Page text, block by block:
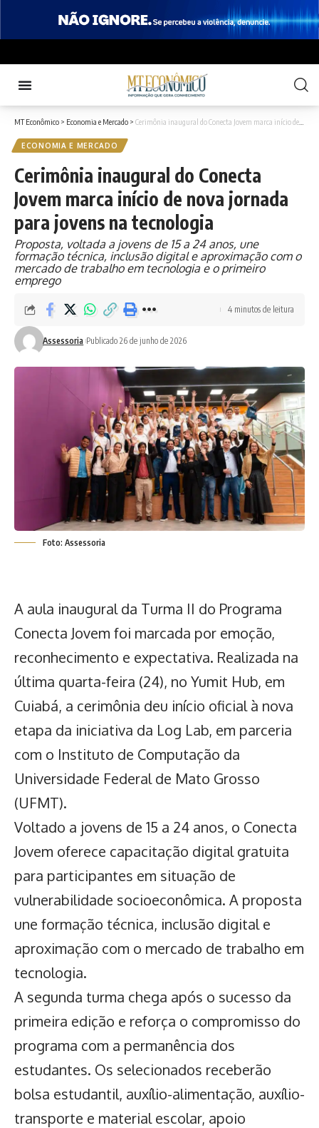
MT Econômico > Economia e Mercado > Cerimônia inaugural do Conecta Jovem marca início de nova jornada para jovens na tecnologia
ECONOMIA E MERCADO
Cerimônia inaugural do Conecta
Jovem marca início de nova jornada
para jovens na tecnologia
Proposta, voltada a jovens de 15 a 24 anos, une
formação técnica, inclusão digital e aproximação com o
mercado de trabalho em tecnologia e o primeiro
emprego
Assessoria Publicado 26 de junho de 2026
4 minutos de leitura
Foto: Assessoria
A aula inaugural da Turma II do Programa
Conecta Jovem foi marcada por emoção,
reconhecimento e expectativa. Realizada na
última quarta-feira (24), no Yumit Hub, em
Cuiabá, a cerimônia deu início oficial à nova
etapa da iniciativa da Log Lab, em parceria
com o Instituto de Computação da
Universidade Federal de Mato Grosso
(UFMT).
Voltado a jovens de 15 a 24 anos, o Conecta
Jovem oferece capacitação digital gratuita
para participantes em situação de
vulnerabilidade socioeconômica. A proposta
une formação técnica, inclusão digital e
aproximação com o mercado de trabalho em
tecnologia.
A segunda turma chega após o sucesso da
primeira edição e reforça o compromisso do
programa com a permanência dos
estudantes. Os selecionados receberão
bolsa estudantil, auxílio-alimentação, auxílio-
transporte e material escolar, apoio